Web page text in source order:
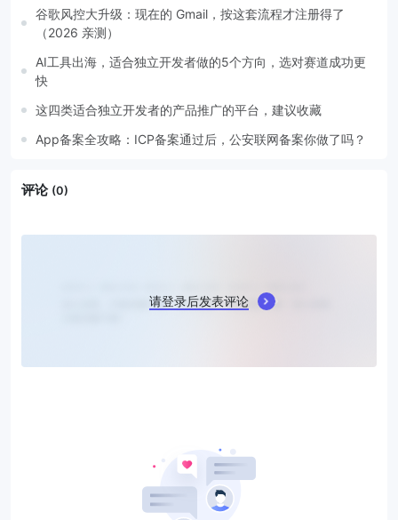
谷歌风控大升级：现在的 Gmail，按这套流程才注册得了
（2026 亲测）
AI工具出海，适合独立开发者做的5个方向，选对赛道成功更
快
这四类适合独立开发者的产品推广的平台，建议收藏
App备案全攻略：ICP备案通过后，公安联网备案你做了吗？
评论 (0)
请登录后发表评论